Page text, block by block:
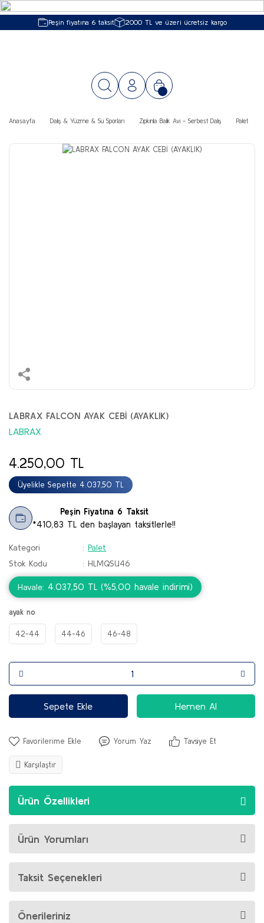
Peşin fiyatına 6 taksit 2000 TL ve üzeri ücretsiz kargo
Anasayfa Dalış & Yüzme & Su Sporları Zıpkınla Balık Avı - Serbest Dalış Palet
LABRAX FALCON AYAK CEBİ (AYAKLIK)
LABRAX
4.250,00 TL
Üyelikle Sepette 4.037,50 TL
Peşin Fiyatına 6 Taksit
*410,83 TL den başlayan taksitlerle!!
Kategori
Palet
Stok Kodu
HLMQSU46
Havale 4.037,50 TL (%5,00 havale indirimi)
ayak no
42-44 44-46 46-48
Sepete Ekle Hemen Al
Yorum Yaz Tavsiye Et
Karşılaştır
Ürün Özellikleri
Ürün Yorumları
Taksit Seçenekleri
Önerileriniz